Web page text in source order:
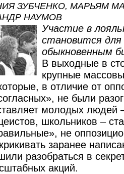
ЗУБЧЕНКО, МАРЬЯМ
НАУМОВ
Участие в
становится
обыкновенным
В выходные в
крупные
в отличие от
не были
молодых людей
школьников –
не
заранее
разобраться в
акций.